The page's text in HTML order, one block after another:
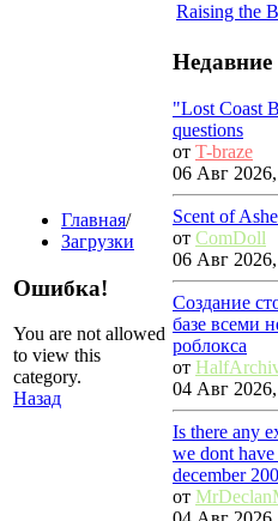
Главная/
Загрузки
Ошибка!
You are not allowed
to view this
category.
Назад
Raising the
Недавние
"Lost Coast
questions
от T-braze
06 Авг
Scent of
от ComDoll
06 Авг
Создание
базе всеми
роблокса
от
04 Авг
Is there any
we dont
december
от